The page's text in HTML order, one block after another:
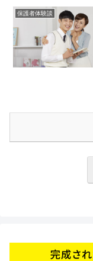
保護者体験談